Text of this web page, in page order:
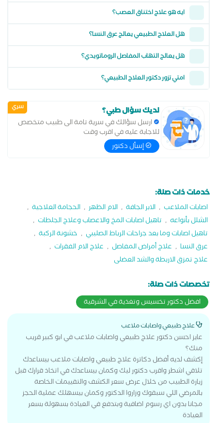
ايه هو علاج اختناق العصب؟
هل العلاج الطبيعي يعالج عرق النسا؟
هل يعالج التهاب المفاصل الروماتويدي؟
امتي تزور دكتور العلاج الطبيعي؟
سري لديك سؤال طبي؟
ارسل سؤالك في سرية تامة الى طبيب متخصص
للاجابة عليه في اقرب وقت
إسأل دكتور
خدمات ذات صلة:
اصابات الملاعب , الابر الجافة , الام الظهر , الحجامة العلاجية ,
الشلل بأنواعه , تاهيل اصابات المخ والاعصاب وعلاج الجلطات ,
تاهيل اصابات وما بعد جراحات الرباط الصليبي , خشونة الركبة ,
عرق النسا , علاج أمراض المفاصل , علاج الام الفقرات ,
علاج تمزق الاربطة والشد العضلى
تخصصات ذات صلة:
افضل دكتور تخسيس وتغذية في الشرقية
علاج طبيعي واصابات ملاعب
عايز احسن دكتور علاج طبيعي واصابات ملاعب في ابو كبير قريب
منك؟
إكشف لديه أفضل دكاترة علاج طبيعي واصابات ملاعب بيساعدك
تلاقي اشطر واقرب دكتور ليك وكمان بيساعدك في اتخاذ قرارك قبل
زيارة الطبيب من خلال عرض سعر الكشف والتقييمات الخاصة
بالمرضي اللي سبقوك وزاروا الدكتور وكمان بيسهلك عملية الحجز
مجانا بدون اي رسوم اضافية وبتدفع في العيادة بسهولة بسعر
العيادة